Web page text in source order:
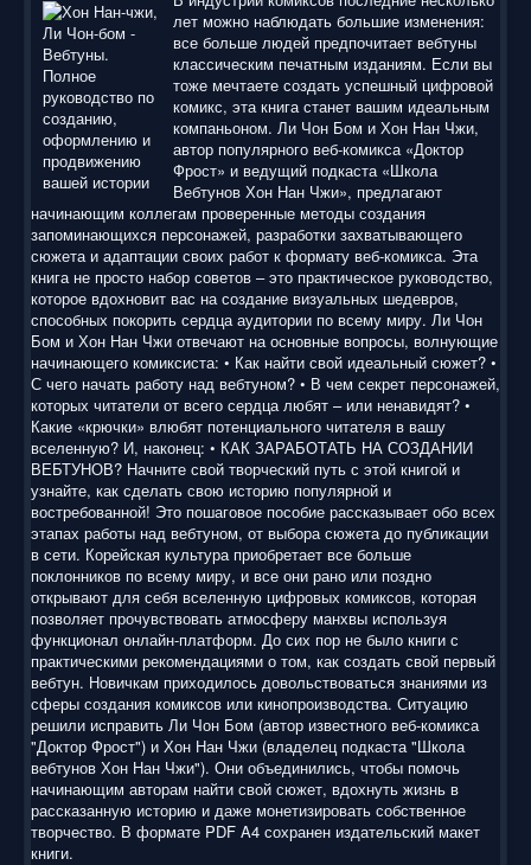
лет можно наблюдать большие изменения:
все больше людей предпочитает вебтуны
классическим печатным изданиям. Если вы
тоже мечтаете создать успешный цифровой
комикс, эта книга станет вашим идеальным
компаньоном. Ли Чон Бом и Хон Нан Чжи,
автор популярного веб-комикса «Доктор
Фрост» и ведущий подкаста «Школа
Вебтунов Хон Нан Чжи», предлагают
начинающим коллегам проверенные методы создания
запоминающихся персонажей, разработки захватывающего
сюжета и адаптации своих работ к формату веб-комикса. Эта
книга не просто набор советов – это практическое руководство,
которое вдохновит вас на создание визуальных шедевров,
способных покорить сердца аудитории по всему миру. Ли Чон
Бом и Хон Нан Чжи отвечают на основные вопросы, волнующие
начинающего комиксиста: • Как найти свой идеальный сюжет? •
С чего начать работу над вебтуном? • В чем секрет персонажей,
которых читатели от всего сердца любят – или ненавидят? •
Какие «крючки» влюбят потенциального читателя в вашу
вселенную? И, наконец: • КАК ЗАРАБОТАТЬ НА СОЗДАНИИ
ВЕБТУНОВ? Начните свой творческий путь с этой книгой и
узнайте, как сделать свою историю популярной и
востребованной! Это пошаговое пособие рассказывает обо всех
этапах работы над вебтуном, от выбора сюжета до публикации
в сети. Корейская культура приобретает все больше
поклонников по всему миру, и все они рано или поздно
открывают для себя вселенную цифровых комиксов, которая
позволяет прочувствовать атмосферу манхвы используя
функционал онлайн-платформ. До сих пор не было книги с
практическими рекомендациями о том, как создать свой первый
вебтун. Новичкам приходилось довольствоваться знаниями из
сферы создания комиксов или кинопроизводства. Ситуацию
решили исправить Ли Чон Бом (автор известного веб-комикса
"Доктор Фрост") и Хон Нан Чжи (владелец подкаста "Школа
вебтунов Хон Нан Чжи"). Они объединились, чтобы помочь
начинающим авторам найти свой сюжет, вдохнуть жизнь в
рассказанную историю и даже монетизировать собственное
творчество. В формате PDF A4 сохранен издательский макет
книги.